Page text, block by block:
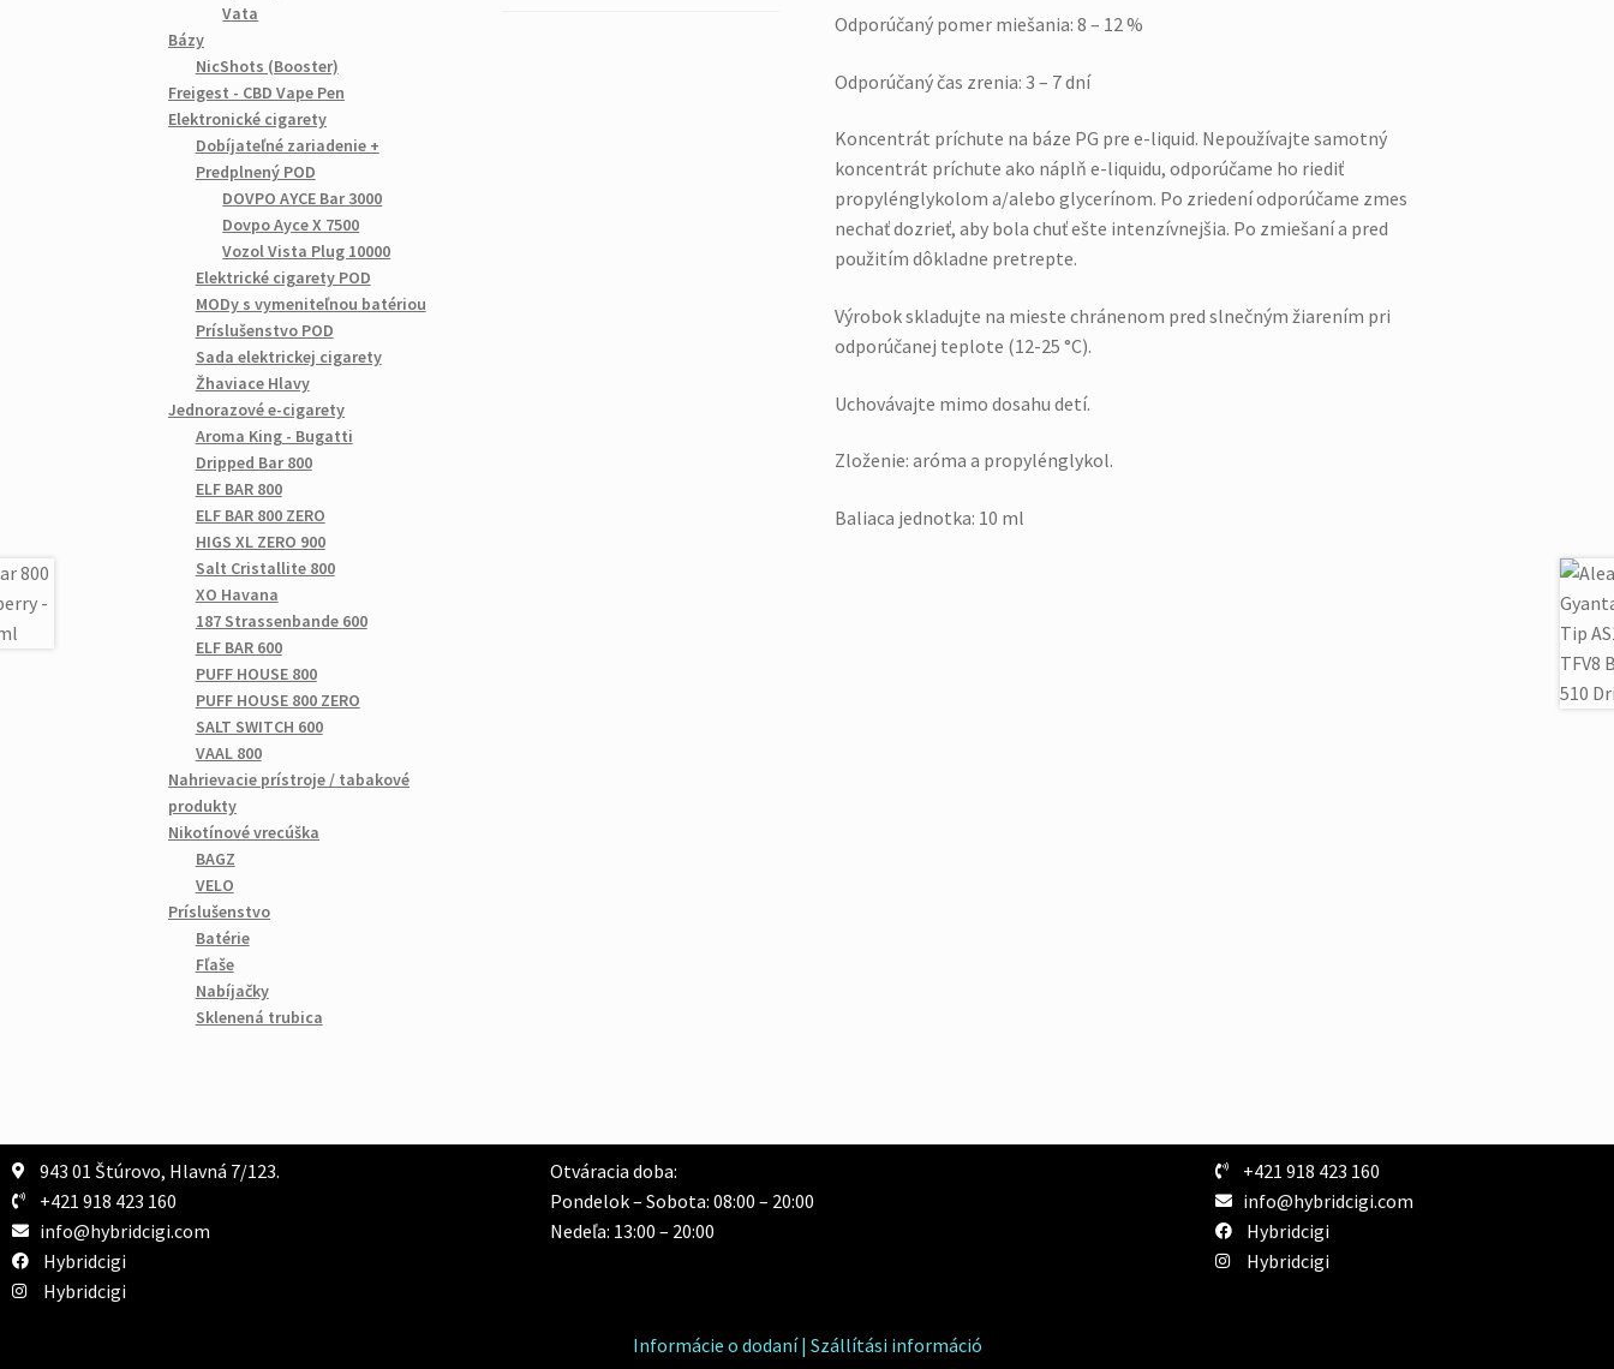
Odporúčaný pomer miešania: 8 – 12 %
Odporúčaný čas zrenia: 3 – 7 dní
Koncentrát príchute na báze PG pre e-liquid. Nepoužívajte samotný
koncentrát príchute ako náplň e-liquidu, odporúčame ho riediť
propylénglykolom a/alebo glycerínom. Po zriedení odporúčame zmes
nechať dozrieť, aby bola chuť ešte intenzívnejšia. Po zmiešaní a pred
použitím dôkladne pretrepte.
Výrobok skladujte na mieste chránenom pred slnečným žiarením pri
odporúčanej teplote (12-25 °C).
Uchovávajte mimo dosahu detí.
Zloženie: aróma a propylénglykol.
Baliaca jednotka: 10 ml
Vata
Bázy
NicShots (Booster)
Freigest - CBD Vape Pen
Elektronické cigarety
Dobíjateľné zariadenie +
Predplnený POD
DOVPO AYCE Bar 3000
Dovpo Ayce X 7500
Vozol Vista Plug 10000
Elektrické cigarety POD
MODy s vymeniteľnou batériou
Príslušenstvo POD
Sada elektrickej cigarety
Žhaviace Hlavy
Jednorazové e-cigarety
Aroma King - Bugatti
Dripped Bar 800
ELF BAR 800
ELF BAR 800 ZERO
HIGS XL ZERO 900
Salt Cristallite 800
XO Havana
187 Strassenbande 600
ELF BAR 600
PUFF HOUSE 800
PUFF HOUSE 800 ZERO
SALT SWITCH 600
VAAL 800
Nahrievacie prístroje / tabakové
produkty
Nikotínové vrecúška
BAGZ
VELO
Príslušenstvo
Batérie
Fľaše
Nabíjačky
Sklenená trubica
943 01 Štúrovo, Hlavná 7/123.
+421 918 423 160
info@hybridcigi.com
Hybridcigi
Hybridcigi
Otváracia doba:
Pondelok – Sobota: 08:00 – 20:00
Nedeľa: 13:00 – 20:00
+421 918 423 160
info@hybridcigi.com
Hybridcigi
Hybridcigi
Informácie o dodaní | Szállítási információ